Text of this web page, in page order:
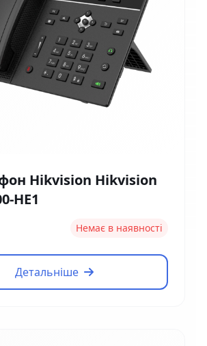
Hikvision Hikvision
HE1
Немає в наявності
Детальніше